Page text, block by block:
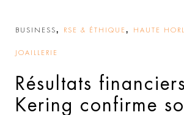
BUSINESS, RSE & ÉTHIQUE , HAUTE
JOAILLERIE
Résultats
Kering confirme